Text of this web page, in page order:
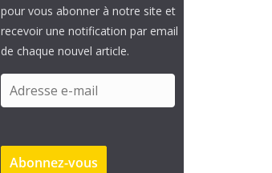
pour vous abonner à notre site et
recevoir une notification par email
de chaque nouvel article.
d
e
Abonnez-vous